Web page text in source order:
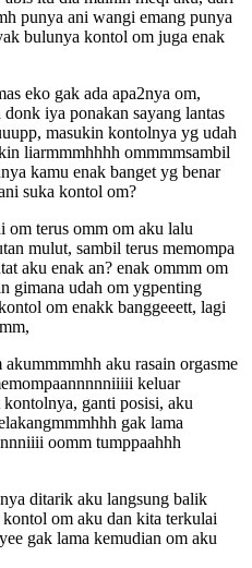
punya ani wangi emang punya
bulunya kontol om juga enak
eko gak ada apa2nya om,
iya ponakan sayang lantas
masukin kontolnya yg udah
liarmmmhhhh ommmmsambil
kamu enak banget yg benar
suka kontol om?
om terus omm om aku lalu
mulut, sambil terus memompa
aku enak an? enak ommm om
gimana udah om ygpenting
om enakk banggeeett, lagi
aku rasain orgasme
keluar
ganti posisi, aku
gak lama
oomm tumppaahhh
ditarik aku langsung balik
om aku dan kita terkulai
gak lama kemudian om aku